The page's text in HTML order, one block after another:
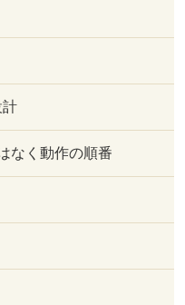
なく動作の順番